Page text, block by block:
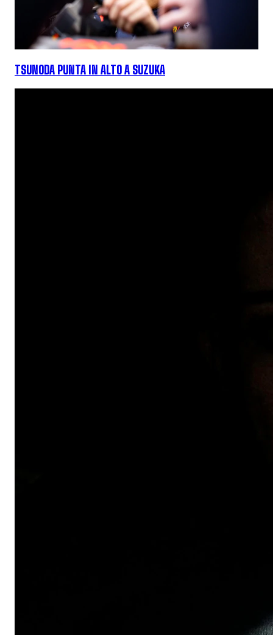
TSUNODA PUNTA IN ALTO A SUZUKA